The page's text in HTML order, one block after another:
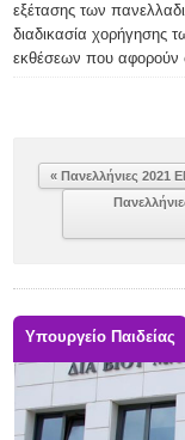
εξέτασης των
διαδικασία χορήγησης
εκθέσεων που αφορούν
« Πανελλήνιες 2021
Υπουργείο Παιδείας